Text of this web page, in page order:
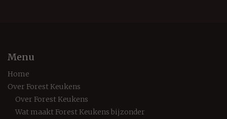
Menu
Home
Over Forest Keukens
Over Forest Keukens
Wat maakt Forest Keukens bijzonder